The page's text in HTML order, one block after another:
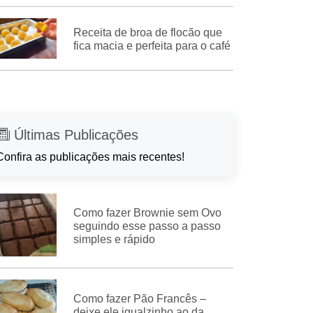
Receita de broa de flocão que
fica macia e perfeita para o café
Últimas Publicações
as publicações mais recentes!
Como fazer Brownie sem Ovo
seguindo esse passo a passo
simples e rápido
Como fazer Pão Francês –